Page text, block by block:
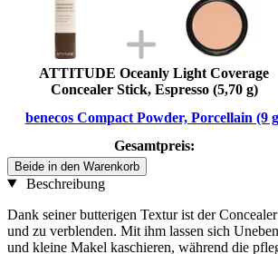
ATTITUDE Oceanly Light Coverage
Concealer Stick, Espresso (5,70 g)
benecos Compact Powder, Porcellain (9
Gesamtpreis:
Beide in den Warenkorb
Beschreibung
Dank seiner butterigen Textur ist der
und zu verblenden. Mit ihm lassen sich
und kleine Makel kaschieren, während die